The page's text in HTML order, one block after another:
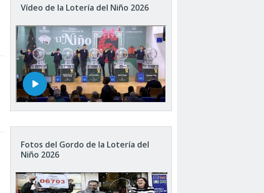
Vídeo de la Lotería del Niño 2026
Fotos del Gordo de la Lotería del
Niño 2026